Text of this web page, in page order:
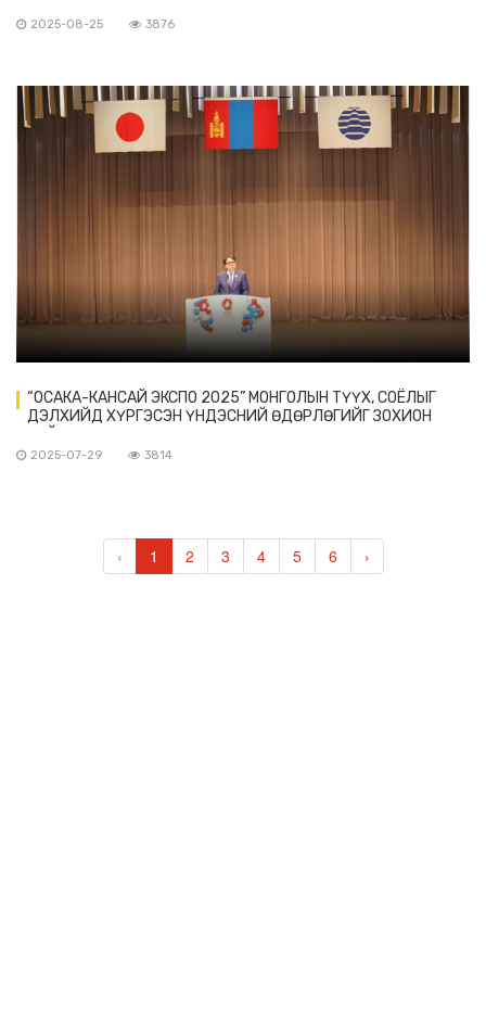
2025-08-25 3876
“ОСАКА-КАНСАЙ ЭКСПО 2025” МОНГОЛЫН ТҮҮХ, СОЁЛЫГ
ДЭЛХИЙД ХҮРГЭСЭН ҮНДЭСНИЙ ӨДӨРЛӨГИЙГ ЗОХИОН
2025-07-29 3814
‹ 1 2 3 4 5 6 ›